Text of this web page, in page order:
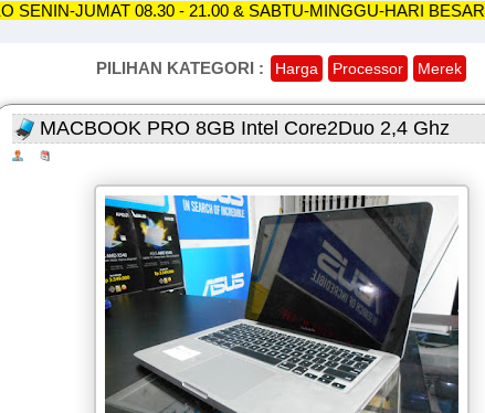
TOKO SENIN-JUMAT 08.30 - 21.00 & SABTU-MINGGU-HARI
PILIHAN KATEGORI : Harga Processor Merek
MACBOOK PRO 8GB Intel Core2Duo 2,4 Ghz